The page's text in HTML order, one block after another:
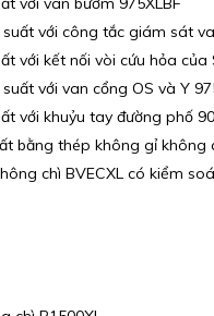
với công tắc giám sát
với kết nối vòi cứu hỏa của
với van cổng OS và Y
với khuỷu tay đường phố
bằng thép không gỉ không
chì BVECXL có kiểm